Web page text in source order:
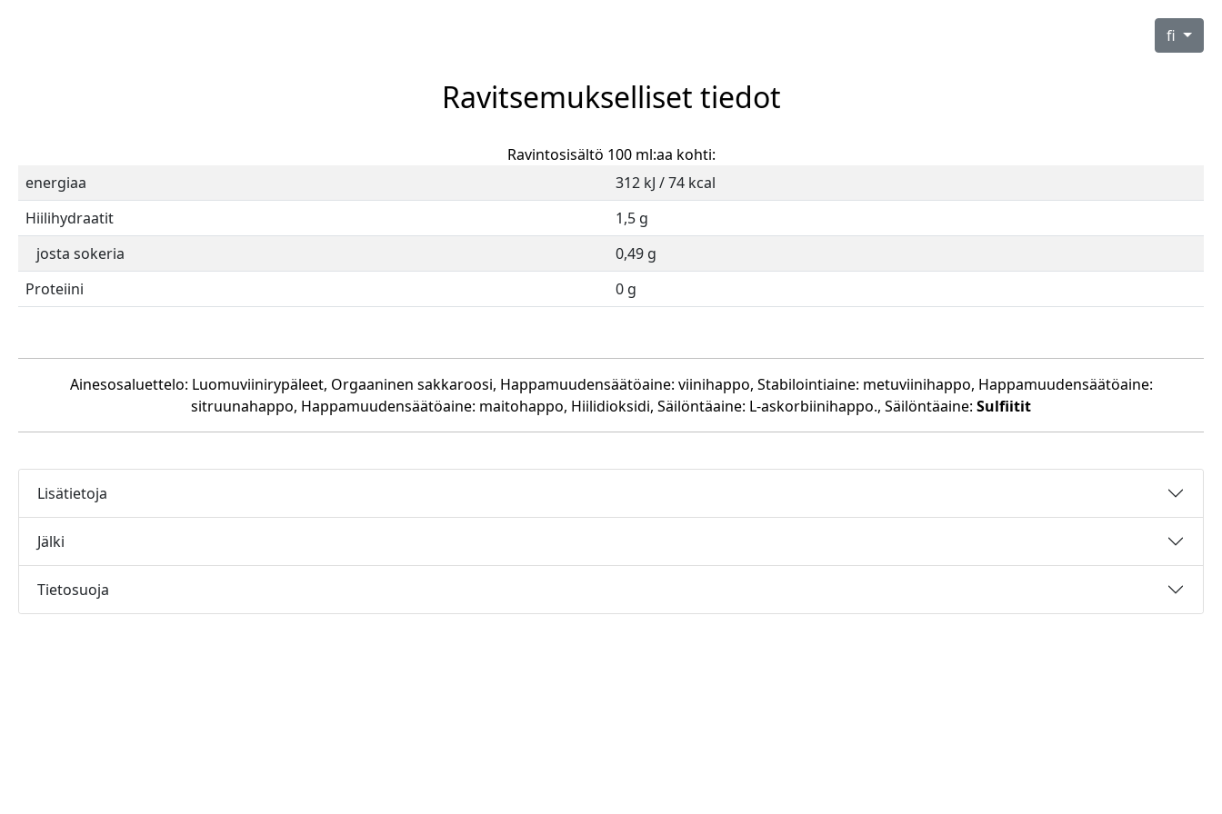
fi
Ravitsemukselliset tiedot
Ravintosisältö 100 ml:aa kohti:
energiaa
312 kJ / 74 kcal
Hiilihydraatit
1,5 g
josta sokeria
0,49 g
Proteiini
0 g
Ainesosaluettelo: Luomuviinirypäleet, Orgaaninen sakkaroosi, Happamuudensäätöaine: viinihappo, Stabilointiaine: metuviinihappo, Happamuudensäätöaine:
sitruunahappo, Happamuudensäätöaine: maitohappo, Hiilidioksidi, Säilöntäaine: L-askorbiinihappo., Säilöntäaine: Sulfiitit
Lisätietoja
Jälki
Tietosuoja